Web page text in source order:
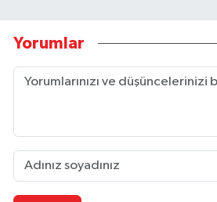
Yorumlar